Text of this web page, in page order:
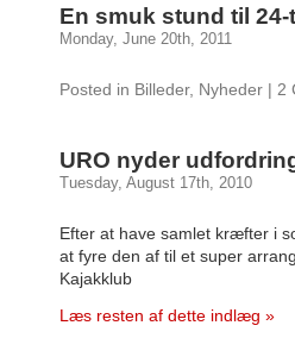
En smuk stund til
Monday, June 20th, 2011
Posted in Billeder, Nyheder | 2
URO nyder
Tuesday, August 17th, 2010
Efter at have samlet kræfter i
at fyre den af til et super
Kajakklub
Læs resten af dette indlæg »